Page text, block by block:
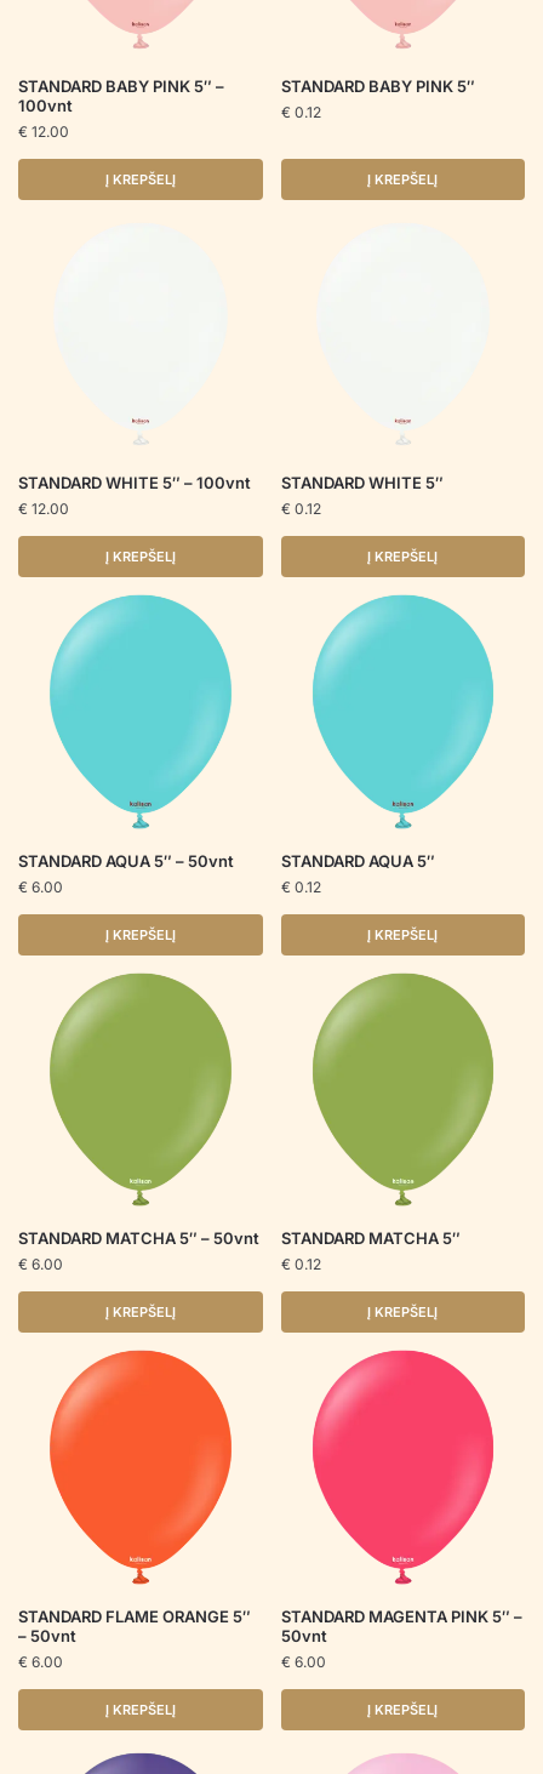
STANDARD BABY PINK 5″ –
100vnt
€ 12.00
Į KREPŠELĮ
STANDARD BABY PINK 5″
€ 0.12
Į KREPŠELĮ
STANDARD WHITE 5″ – 100vnt
€ 12.00
Į KREPŠELĮ
STANDARD WHITE 5″
€ 0.12
Į KREPŠELĮ
STANDARD AQUA 5″ – 50vnt
€ 6.00
Į KREPŠELĮ
STANDARD AQUA 5″
€ 0.12
Į KREPŠELĮ
STANDARD MATCHA 5″ – 50vnt
€ 6.00
Į KREPŠELĮ
STANDARD MATCHA 5″
€ 0.12
Į KREPŠELĮ
STANDARD FLAME ORANGE 5″
– 50vnt
€ 6.00
Į KREPŠELĮ
STANDARD MAGENTA PINK 5″ –
50vnt
€ 6.00
Į KREPŠELĮ